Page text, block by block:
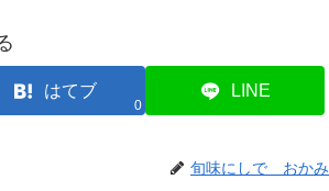
はてブ
0
LINE
旬味にしで おかみ